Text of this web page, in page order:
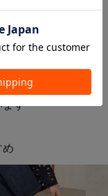
は
ます
め